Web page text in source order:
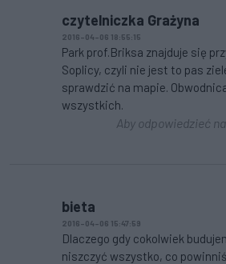
czytelniczka Grażyna
2016-04-06 18:55:15
Park prof.Briksa znajduje się
Soplicy, czyli nie jest to pas
sprawdzić na mapie.
wszystkich.
Aby odpowiedzieć
bieta
2016-04-06 15:47:59
Dlaczego gdy cokolwiek
niszczyć wszystko, co